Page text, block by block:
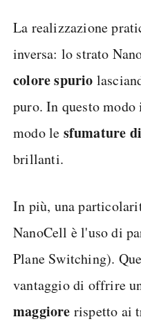
La realizzazione
inversa: lo strato
colore spurio
puro. In questo
modo le sfumature
brillanti.
In più, una
NanoCell è l'uso di
Plane Switching).
vantaggio di offrire
maggiore rispetto ai